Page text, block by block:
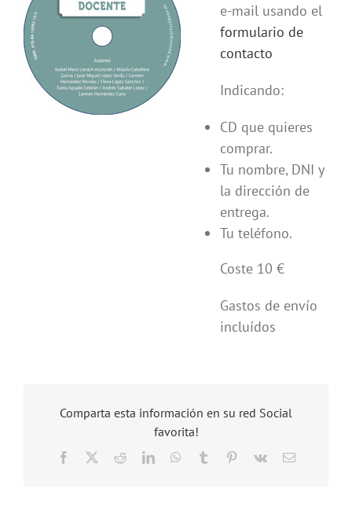
e-mail usando el
formulario de
contacto
Indicando:
CD que quieres
comprar.
Tu nombre, DNI y
la dirección de
entrega.
Tu teléfono.
Coste 10 €
Gastos de envío
incluídos
Comparta esta información en su red Social
favorita!
Facebook RedditLinkedInWhatsApp
Tumblr Pinterest
Vk
Correo